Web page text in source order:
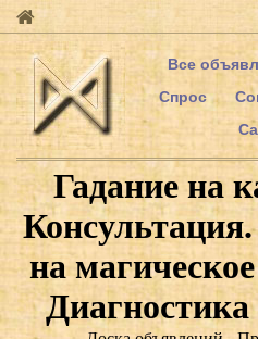
Все
Спрос
Гадание на
на